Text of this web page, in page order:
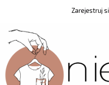
Zarejestruj